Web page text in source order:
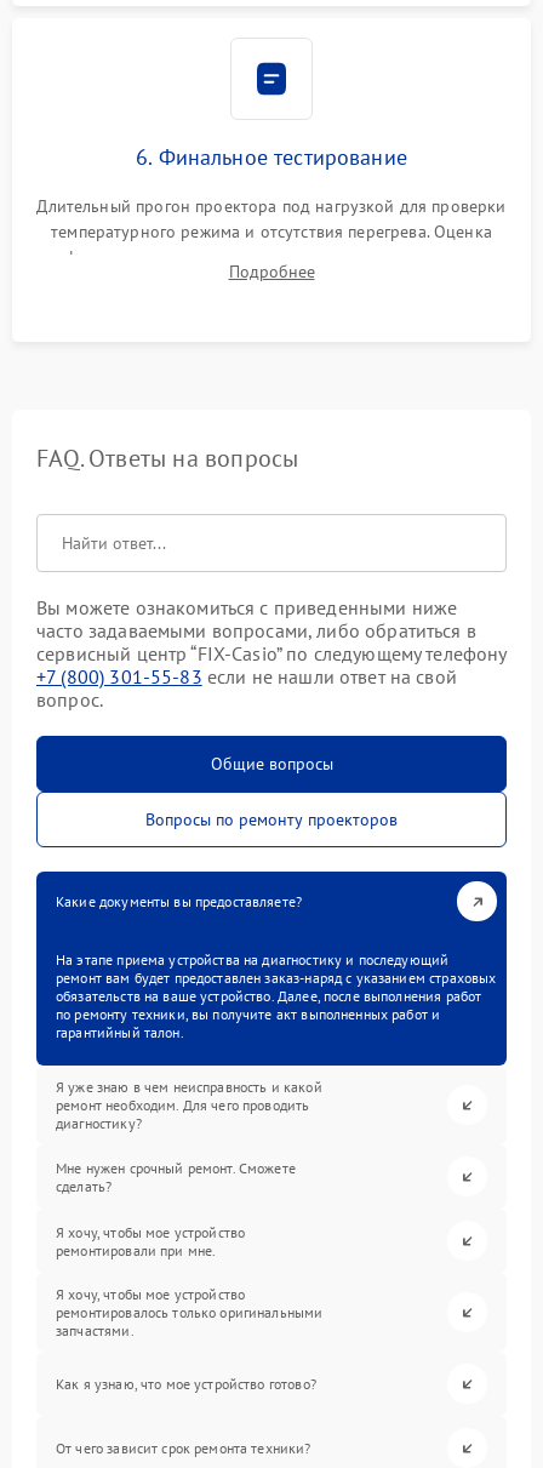
6. Финальное тестирование
Длительный прогон проектора под нагрузкой для проверки
температурного режима и отсутствия перегрева. Оценка
фокуса, контрастности и цветопередачи на тестовых
таблицах. Проверка работы всех видеовходов и кнопок
Подробнее
FAQ. Ответы на вопросы
Вы можете ознакомиться с приведенными ниже
часто задаваемыми вопросами, либо обратиться в
сервисный центр “FIX-Casio” по следующему телефону
+7 (800) 301-55-83 если не нашли ответ на свой
вопрос.
Общие вопросы
Вопросы по ремонту проекторов
Какие документы вы предоставляете?
На этапе приема устройства на диагностику и последующий
ремонт вам будет предоставлен заказ-наряд с указанием страховых
обязательств на ваше устройство. Далее, после выполнения работ
по ремонту техники, вы получите акт выполненных работ и
гарантийный талон.
Я уже знаю в чем неисправность и какой
ремонт необходим. Для чего проводить
диагностику?
Мне нужен срочный ремонт. Сможете
сделать?
Я хочу, чтобы мое устройство
ремонтировали при мне.
Я хочу, чтобы мое устройство
ремонтировалось только оригинальными
запчастями.
Как я узнаю, что мое устройство готово?
От чего зависит срок ремонта техники?